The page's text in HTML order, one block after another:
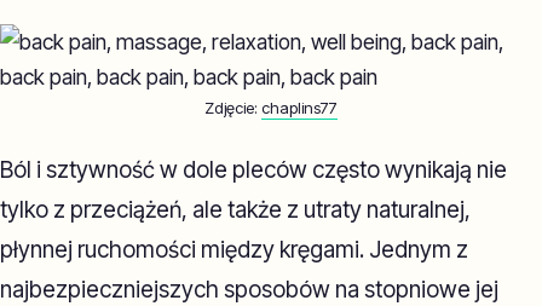
Zdjęcie: chaplins77
Ból i sztywność w dole pleców często wynikają nie
tylko z przeciążeń, ale także z utraty naturalnej,
płynnej ruchomości między kręgami. Jednym z
najbezpieczniejszych sposobów na stopniowe jej